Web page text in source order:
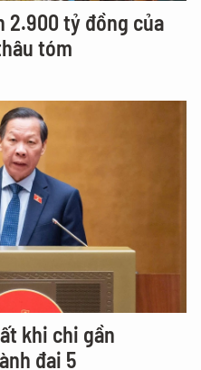
2.900 tỷ đồng của
tóm
khi chi gần
đai 5